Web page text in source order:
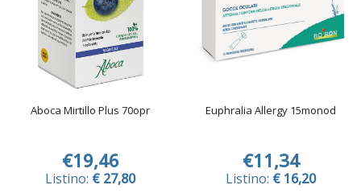
Aboca Mirtillo Plus 70opr
€19,46
Listino: € 27,80
Euphralia Allergy 15monod
€11,34
Listino: € 16,20